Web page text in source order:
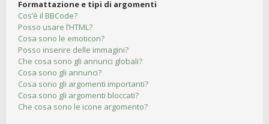
Formattazione e tipi di argomenti
Cos’è il BBCode?
Posso usare l’HTML?
Cosa sono le emoticon?
Posso inserire delle immagini?
Che cosa sono gli annunci globali?
Cosa sono gli annunci?
Cosa sono gli argomenti importanti?
Cosa sono gli argomenti bloccati?
Che cosa sono le icone argomento?